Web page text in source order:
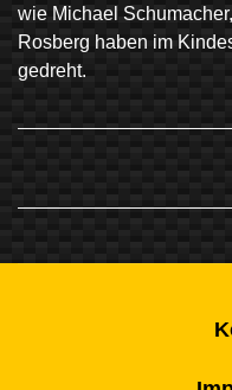
wie Michael
Rosberg haben im
gedreht.